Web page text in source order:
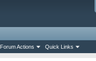
Forum Actions Quick Links